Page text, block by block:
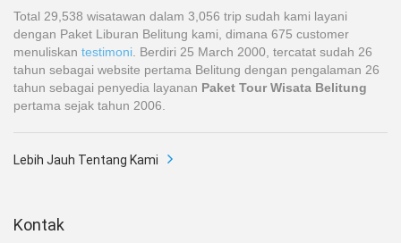
Total 29,538 wisatawan dalam 3,056 trip sudah kami layani
dengan Paket Liburan Belitung kami, dimana 675 customer
menuliskan testimoni . Berdiri 25 March 2000, tercatat sudah 26
tahun sebagai website pertama Belitung dengan pengalaman 26
tahun sebagai penyedia layanan Paket Tour Wisata Belitung
pertama sejak tahun 2006.
Lebih Jauh Tentang Kami
Kontak